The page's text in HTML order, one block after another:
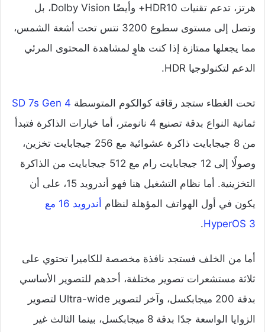
هرتز، تدعم تقنيات HDR10+ وأيضًا Dolby Vision، بل
وتصل إلى مستوى سطوع 3200 نتس تحت أشعة الشمس،
مما يجعلها ممتازة إذا كنت هاوٍ لمشاهدة المحتوى المرئي
الدعم لتكنولوجيا HDR.
تحت الغطاء ستجد رقاقة كوالكوم المتوسطة SD 7s Gen 4
ثمانية النواع بدقة تصنيع 4 نانومتر، أما خيارات الذاكرة فتبدأ
من 8 جيجابايت ذاكرة عشوائية مع 256 جيجابايت تخزين،
وصولًا إلى 12 جيجابايت رام مع 512 جيجابايت من الذاكرة
التخزينية. أما نظام التشغيل هنا فهو أندرويد 15، على أن
يكون في أول الهواتف المؤهلة لنظام
أندرويد 16 مع
HyperOS 3
.
أما من الخلف فستجد نافذة مخصصة للكاميرا تحتوي على
ثلاثة مستشعرات تصوير مختلفة، أحدهم للتصوير الأساسي
بدقة 200 ميجابكسل، وآخر لتصوير Ultra-wide لتصوير
الزوايا الواسعة جدًا بدقة 8 ميجابكسل، بينما الثالث غير